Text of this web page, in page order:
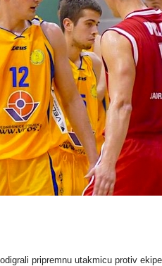
pripremnu utakmicu protiv